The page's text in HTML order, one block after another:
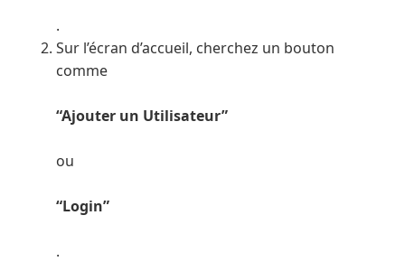
.
Sur l’écran d’accueil, cherchez un bouton
comme
“Ajouter un Utilisateur”
ou
“Login”
.